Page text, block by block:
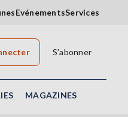
EvénementsServices
S'abonner
MAGAZINES